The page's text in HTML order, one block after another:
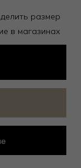
размер
в магазинах